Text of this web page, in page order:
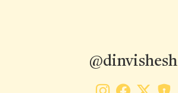
@dinvishesh